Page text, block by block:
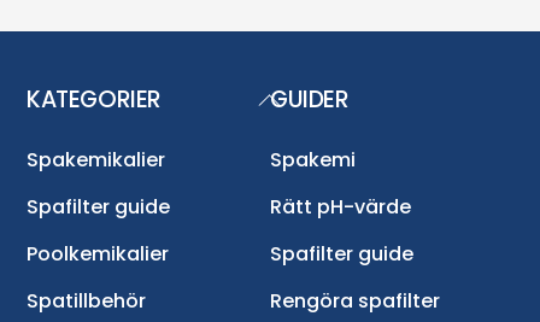
Back
Top
KATEGORIER
Spakemikalier
Spafilter guide
Poolkemikalier
Spatillbehör
GUIDER
Spakemi
Rätt pH-värde
Spafilter guide
Rengöra spafilter